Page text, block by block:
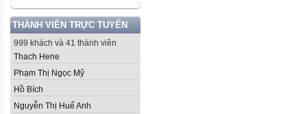
THÀNH VIÊN TRỰC TUYẾN
999 khách và 41 thành viên
Thach Hene
Phạm Thị Ngọc Mỹ
Hồ Bích
Nguyễn Thị Huế Anh